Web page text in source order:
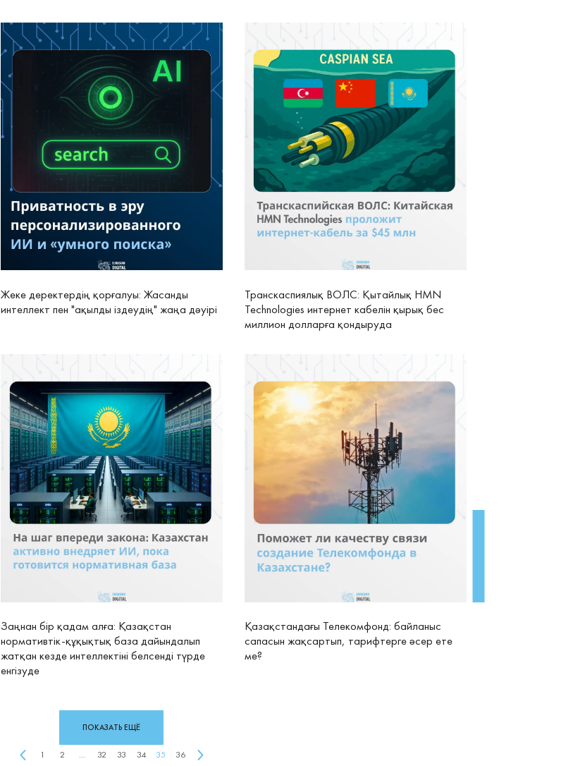
Жеке деректердің қорғалуы: Жасанды
интеллект пен "ақылды іздеудің" жаңа дәуірі
Транскаспиялық ВОЛС: Қытайлық HMN
Technologies интернет кабелін қырық бес
миллион долларға қондыруда
Заңнан бір қадам алға: Қазақстан
нормативтік-құқықтық база дайындалып
жатқан кезде интеллектіні белсенді түрде
енгізуде
Қазақстандағы Телекомфонд: байланыс
сапасын жақсартып, тарифтерге әсер ете
ме?
1 2 ... 32 33 34 35 36
ПОКАЗАТЬ ЕЩЁ